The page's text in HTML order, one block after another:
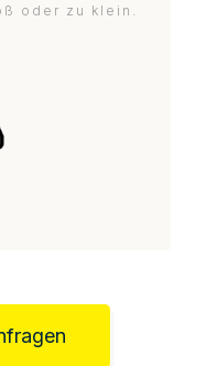
oder zu klein.